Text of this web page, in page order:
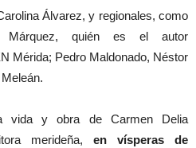
Álvarez, y regionales, como
Márquez, quién es el autor
Mérida; Pedro Maldonado, Néstor
vida y obra de Carmen Delia
merideña, en vísperas de